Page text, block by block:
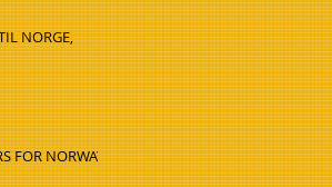
NORGE,
FOR NORWAY,